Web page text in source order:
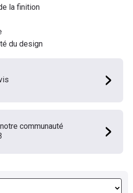
la finition
du design
communauté